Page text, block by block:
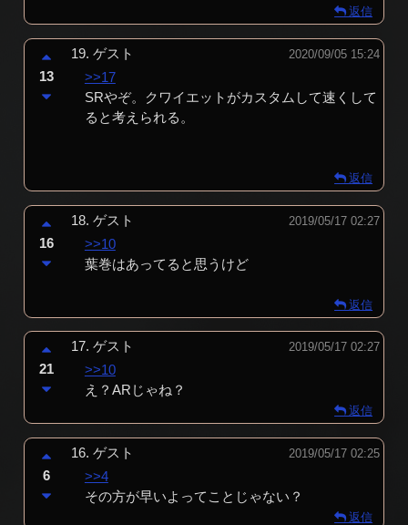
返信
19.ゲスト 2020/09/05 15:24
>>17
SRやぞ。クワイエットがカスタムして速くして
ると考えられる。
13
返信
18.ゲスト 2019/05/17 02:27
>>10
葉巻はあってると思うけど
16
返信
17.ゲスト 2019/05/17 02:27
>>10
え？ARじゃね？
21
返信
16.ゲスト 2019/05/17 02:25
>>4
その方が早いよってことじゃない？
6
返信